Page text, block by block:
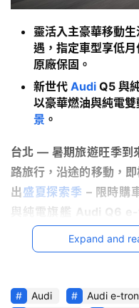
機
駕
台
灣
車
與
跨
靈活入主豪華移動
遇，指定車型享低
原廠保固。
新世代 Audi Q5 與
以豪華燃油與純電
景 。
台北 — 暑期旅遊旺季到
路旅行，沿途的移動，
出盛夏探索季 – 限時購
與純電旗艦 Audi Q6
案，從容展開夏日 探索旅
作為 Audi 豪華中型
Expand and
Audi Audi e-tron